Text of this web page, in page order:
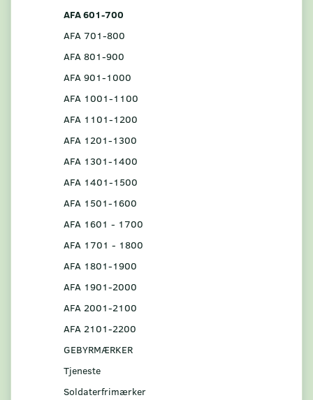
AFA 601-700
AFA 701-800
AFA 801-900
AFA 901-1000
AFA 1001-1100
AFA 1101-1200
AFA 1201-1300
AFA 1301-1400
AFA 1401-1500
AFA 1501-1600
AFA 1601 - 1700
AFA 1701 - 1800
AFA 1801-1900
AFA 1901-2000
AFA 2001-2100
AFA 2101-2200
GEBYRMÆRKER
Tjeneste
Soldaterfrimærker